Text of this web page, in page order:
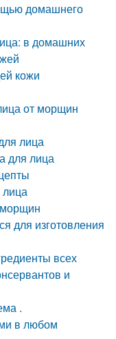
домашнего
в домашних
кожи
от морщин
лица
для лица
для изготовления
всех
и
.
в любом